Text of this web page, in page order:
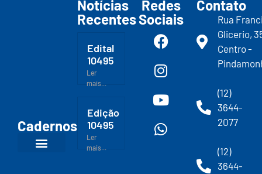
Cadernos
Notícias
Recentes
Edital
10495
Ler
mais...
Edição
10495
Ler
mais...
Redes
Sociais
Contato
Rua
Glicerio,
Centro -
(12)
3644-
2077
(12)
3644-